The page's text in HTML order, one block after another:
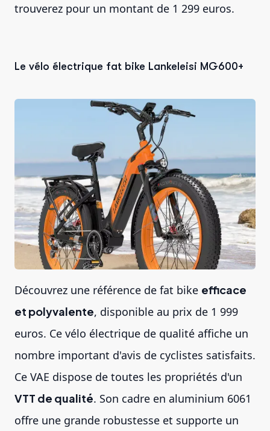
trouverez pour un montant de 1 299 euros.
Le vélo électrique fat bike Lankeleisi MG600+
Découvrez une référence de fat bike efficace
et polyvalente, disponible au prix de 1 999
euros. Ce vélo électrique de qualité affiche un
nombre important d'avis de cyclistes satisfaits.
Ce VAE dispose de toutes les propriétés d'un
VTT de qualité. Son cadre en aluminium 6061
offre une grande robustesse et supporte un